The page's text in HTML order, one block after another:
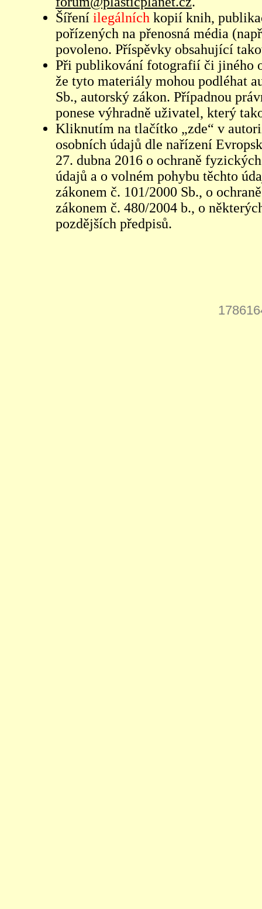
Šíření ilegálních kopií knih,
pořízených na přenosná média
povoleno. Příspěvky obsahující
Při publikování fotografií či jiného
že tyto materiály mohou podléhat
Sb., autorský zákon. Případnou
ponese výhradně uživatel, který
Kliknutím na tlačítko „zde“ v
osobních údajů dle nařízení
27. dubna 2016 o ochraně
údajů a o volném pohybu těchto
zákonem č. 101/2000 Sb., o
zákonem č. 480/2004 b., o
pozdějších předpisů.